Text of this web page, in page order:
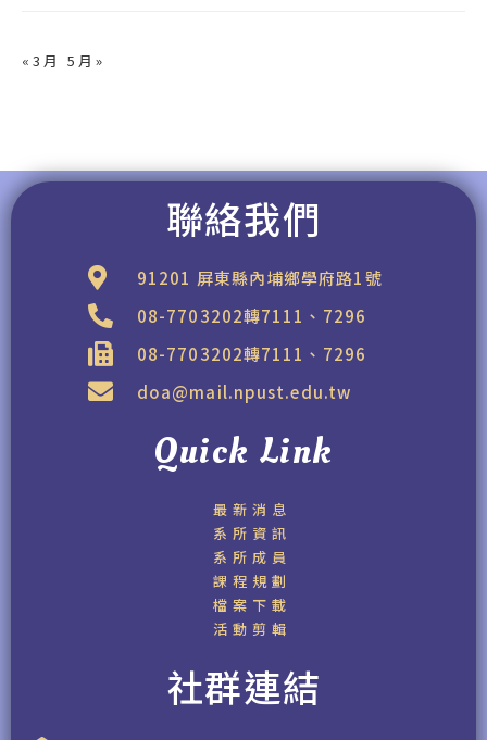
« 3 月 5 月 »
聯絡我們
91201 屏東縣內埔鄉學府路1號
08-7703202轉7111、7296
08-7703202轉7111、7296
doa@mail.npust.edu.tw
Quick Link
最新消息
系所資訊
系所成員
課程規劃
檔案下載
活動剪輯
社群連結